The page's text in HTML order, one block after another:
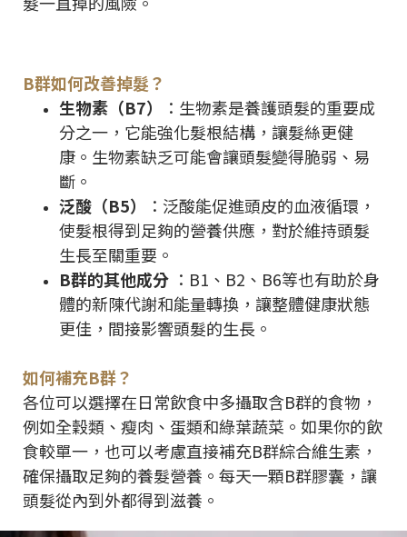
B群如何改善掉髮？
生物素（B7）
：生物素是養護頭髮的重要成
分之一，它能強化髮根結構，讓髮絲更健
康。生物素缺乏可能會讓頭髮變得脆弱、易
斷。
泛酸（B5）
：泛酸能促進頭皮的血液循環，
使髮根得到足夠的營養供應，對於維持頭髮
生長至關重要。
B群的其他成分 ：B1、B2、B6等也有助於身
體的新陳代謝和能量轉換，讓整體健康狀態
更佳，間接影響頭髮的生長。
如何補充B群？
各位可以選擇在日常飲食中多攝取含B群的食物，
例如全穀類、瘦肉、蛋類和綠葉蔬菜。如果你的飲
食較單一，也可以考慮直接補充B群綜合維生素，
確保攝取足夠的養髮營養。每天一顆B群膠囊，讓
頭髮從內到外都得到滋養。